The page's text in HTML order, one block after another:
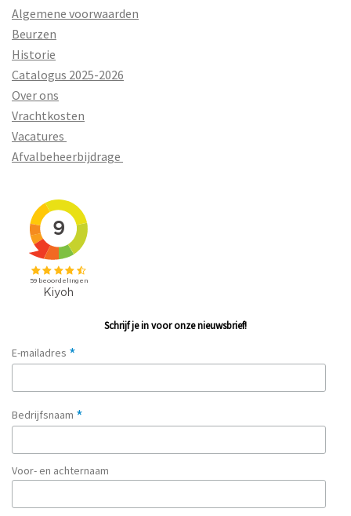
Algemene voorwaarden
Beurzen
Historie
Catalogus 2025-2026
Over ons
Vrachtkosten
Vacatures
Afvalbeheerbijdrage
Schrijf je in voor onze nieuwsbrief!
E-mailadres *
Bedrijfsnaam *
Voor- en achternaam